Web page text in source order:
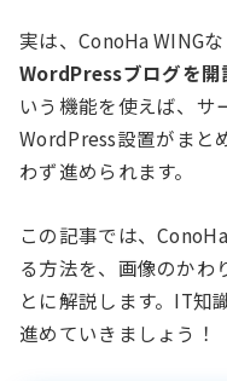
実は、ConoHa WINGな
WordPressブログを開
いう機能を使えば、サ
WordPress設置がまと
わず進められます。
この記事では、
る方法を、画像のかわ
とに解説します。IT知
進めていきましょう！